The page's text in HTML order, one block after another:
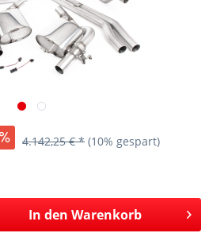
4.142,25 € * (10% gespart)
In den Warenkorb